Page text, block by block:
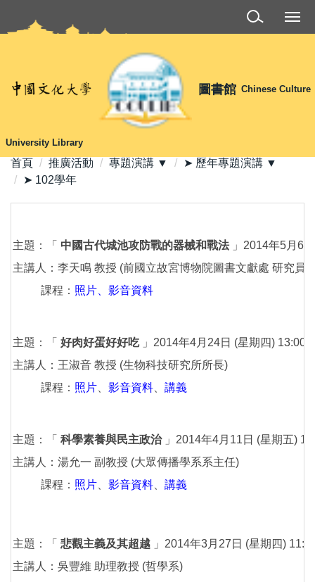
到
內
容
圖書館 Chinese Culture
University Library
首頁 推廣活動 專題演講 ▼
➤ 歷年專題演講 ▼
➤ 102學年
主題：「 中國古代城池攻防戰的器械和戰法 」2014年5月6
主講人：李天鳴 教授 (前國立故宮博物院圖書文獻處 研究員
課程： 照片、 影音資料
主題：「 好肉好蛋好好吃 」2014年4月24日 (星期四) 13:00-
主講人：王淑音 教授 (生物科技研究所所長)
課程： 照片 影音資料 講義
主題：「 科學素養與民主政治 」2014年4月11日 (星期五)
主講人：湯允一 副教授 (大眾傳播學系系主任)
課程： 照片 影音資料 講義
主題：「 悲觀主義及其超越 」2014年3月27日 (星期四)
主講人：吳豐維 助理教授 (哲學系)